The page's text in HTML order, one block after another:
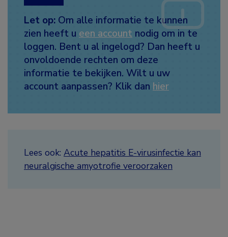
Let op: Om alle informatie te kunnen
zien heeft u een account nodig om in te
loggen. Bent u al ingelogd? Dan heeft u
onvoldoende rechten om deze
informatie te bekijken. Wilt u uw
account aanpassen? Klik dan hier
Lees ook: Acute hepatitis E-virusinfectie kan
neuralgische amyotrofie veroorzaken